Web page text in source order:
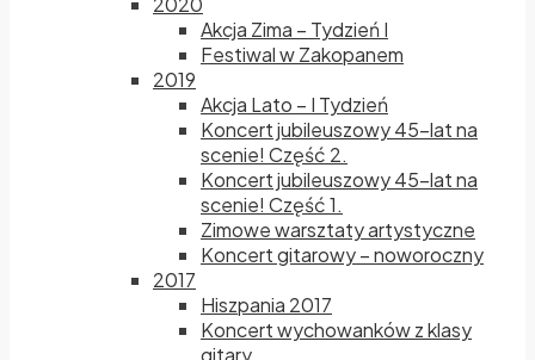
Akcja Zima – Tydzień I
Festiwal w Zakopanem
2019
Akcja Lato – I Tydzień
Koncert jubileuszowy 45-lat na
scenie! Część 2.
Koncert jubileuszowy 45-lat na
scenie! Część 1.
Zimowe warsztaty artystyczne
Koncert gitarowy – noworoczny
2017
Hiszpania 2017
Koncert wychowanków z klasy
gitary